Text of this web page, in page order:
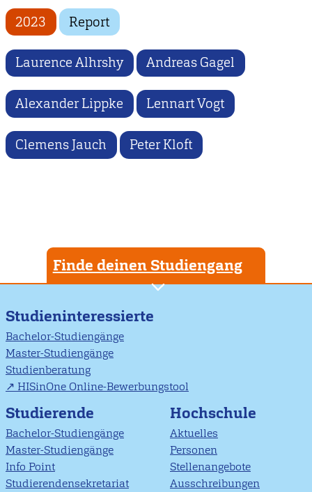
2023 Report
Laurence Alhrshy Andreas Gagel
Alexander Lippke Lennart Vogt
Clemens Jauch Peter Kloft
Finde deinen Studiengang
Studieninteressierte
Bachelor-Studiengänge
Master-Studiengänge
Studienberatung
HISinOne Online-Bewerbungstool
Studierende
Bachelor-Studiengänge
Master-Studiengänge
Info Point
Studierendensekretariat
Hochschule
Aktuelles
Personen
Stellenangebote
Ausschreibungen